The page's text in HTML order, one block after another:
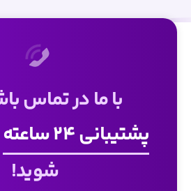
با ما در تماس
پشتیبانی 24 ساعته
شوید!